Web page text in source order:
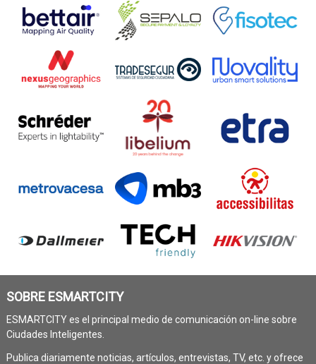
SOBRE ESMARTCITY
ESMARTCITY es el principal medio de comunicación on-line sobre
Ciudades Inteligentes.
Publica diariamente noticias, artículos, entrevistas, TV, etc. y ofrece